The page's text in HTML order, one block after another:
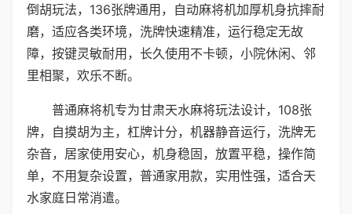
倒胡玩法，136张牌通用，自动麻将机加厚机身抗摔耐
磨，适应各类环境，洗牌快速精准，运行稳定无故
障，按键灵敏耐用，长久使用不卡顿，小院休闲、邻
里相聚，欢乐不断。
普通麻将机专为甘肃天水麻将玩法设计，108张
牌，自摸胡为主，杠牌计分，机器静音运行，洗牌无
杂音，居家使用安心，机身稳固，放置平稳，操作简
单，不用复杂设置，普通家用款，实用性强，适合天
水家庭日常消遣。